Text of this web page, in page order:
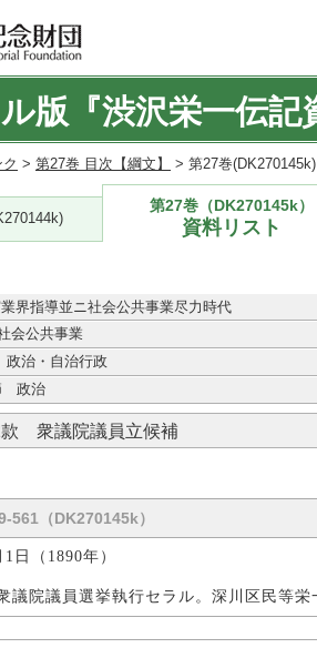
版『渋沢栄一伝記
> 第27巻 目次【綱文】 > 第27巻
第27巻（DK270145k）
資料リスト
界指導並ニ社会公共事業尽力時代
会公共事業
治・自治行政
政治
衆議院議員立候補
561（DK270145k）
日（1890年）
議院議員選挙執行セラル。深川区民等